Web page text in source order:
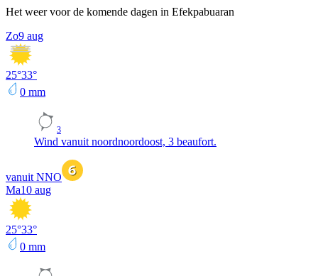
Het weer voor de komende dagen in Efekpabuaran
Zo9 aug
25°33°
0 mm
3
Wind vanuit noordnoordoost, 3 beaufort.
vanuit NNO
Ma10 aug
25°33°
0 mm